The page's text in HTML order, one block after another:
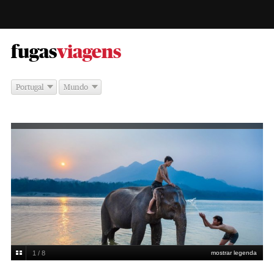
fugas -
viagens
Portugal Mundo
mostrar legenda
1 / 8